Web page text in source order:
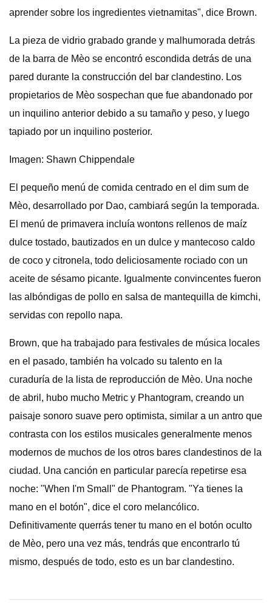
aprender sobre los ingredientes vietnamitas", dice Brown.
La pieza de vidrio grabado grande y malhumorada detrás
de la barra de Mèo se encontró escondida detrás de una
pared durante la construcción del bar clandestino. Los
propietarios de Mèo sospechan que fue abandonado por
un inquilino anterior debido a su tamaño y peso, y luego
tapiado por un inquilino posterior.
Imagen: Shawn Chippendale
El pequeño menú de comida centrado en el dim sum de
Mèo, desarrollado por Dao, cambiará según la temporada.
El menú de primavera incluía wontons rellenos de maíz
dulce tostado, bautizados en un dulce y mantecoso caldo
de coco y citronela, todo deliciosamente rociado con un
aceite de sésamo picante. Igualmente convincentes fueron
las albóndigas de pollo en salsa de mantequilla de kimchi,
servidas con repollo napa.
Brown, que ha trabajado para festivales de música locales
en el pasado, también ha volcado su talento en la
curaduría de la lista de reproducción de Mèo. Una noche
de abril, hubo mucho Metric y Phantogram, creando un
paisaje sonoro suave pero optimista, similar a un antro que
contrasta con los estilos musicales generalmente menos
modernos de muchos de los otros bares clandestinos de la
ciudad. Una canción en particular parecía repetirse esa
noche: "When I'm Small" de Phantogram. "Ya tienes la
mano en el botón", dice el coro melancólico.
Definitivamente querrás tener tu mano en el botón oculto
de Mèo, pero una vez más, tendrás que encontrarlo tú
mismo, después de todo, esto es un bar clandestino.